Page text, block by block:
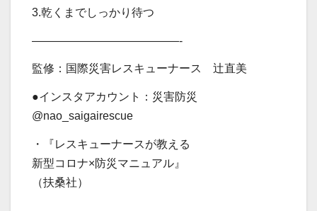
3.乾くまでしっかり待つ
—————————————-
監修：国際災害レスキューナース 辻直美
●インスタアカウント：災害防災
@nao_saigairescue
・『レスキューナースが教える
新型コロナ×防災マニュアル』
（扶桑社）